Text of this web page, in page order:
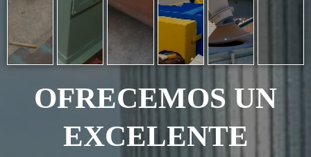
OFRECEMOS UN
EXCELENTE